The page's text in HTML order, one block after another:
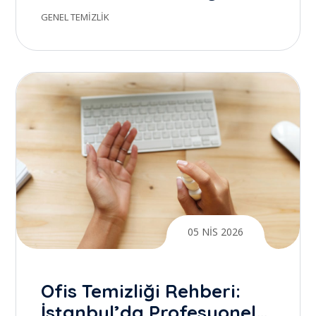
Temizlik ile Gerçek Farkı
GENEL TEMIZLIK
05 NIS 2026
Ofis Temizliği Rehberi: